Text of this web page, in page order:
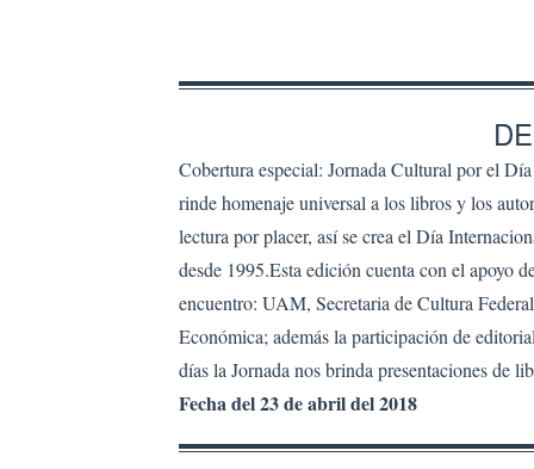
Cobertura especial: Jornada Cultural por el
rinde homenaje universal a los libros y los
lectura por placer, así se crea el Día
desde 1995.Esta edición cuenta con el apoyo
encuentro: UAM, Secretaria de Cultura
Económica; además la participación de
días la Jornada nos brinda presentaciones de
Fecha del 23 de abril del 2018